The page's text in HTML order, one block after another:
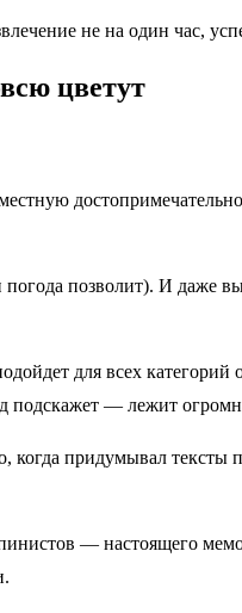
не на один час,
позволит). И даже
для всех
— лежит
когда придумывал
— настоящего